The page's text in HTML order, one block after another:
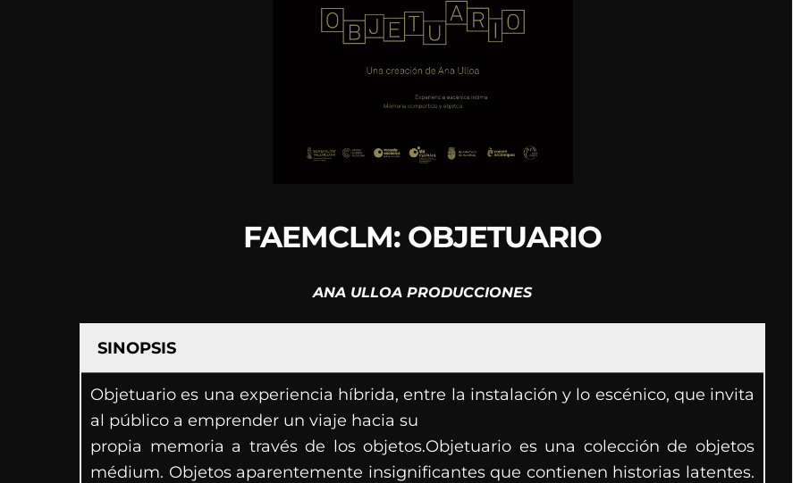
FAEMCLM: OBJETUARIO
ANA ULLOA PRODUCCIONES
SINOPSIS
Objetuario es una experiencia híbrida, entre la instalación y lo escénico, que invita
al público a emprender un viaje hacia su
propia memoria a través de los objetos.Objetuario es una colección de objetos
médium. Objetos aparentemente insignificantes que contienen historias latentes.